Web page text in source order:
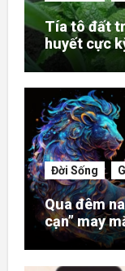
Tía tô đất
huyết cực
Đời Sống
Qua đêm
cạn” may
– danh rực